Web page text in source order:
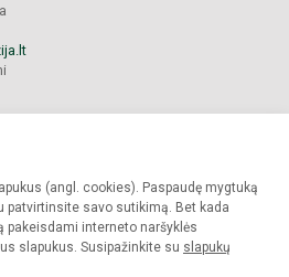
(angl. cookies). Paspaudę mygtuką
patvirtinsite savo sutikimą. Bet kada
interneto naršyklės
slapukus. Susipažinkite su slapukų
gimnazija. Visos teisės saugomos.
sutikimo griežtai draudžiama.
Slapukų valdymas